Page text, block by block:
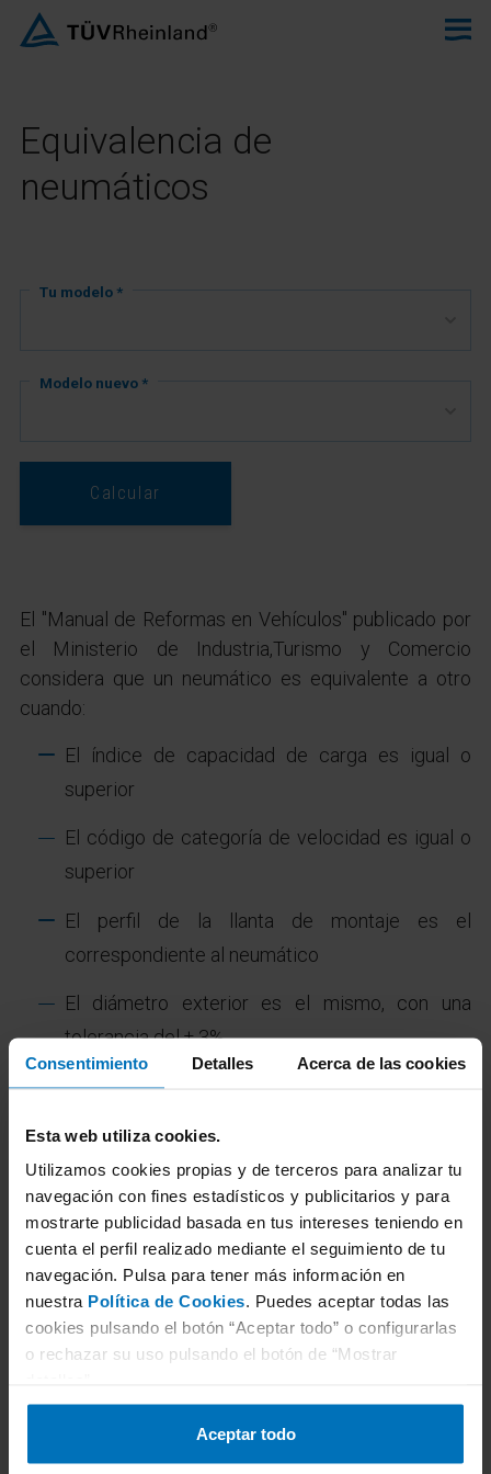
Consentimiento Detalles Acerca de las cookies
Esta web utiliza cookies.
Utilizamos cookies propias y de terceros para analizar tu
navegación con fines estadísticos y publicitarios y para
mostrarte publicidad basada en tus intereses teniendo en
cuenta el perfil realizado mediante el seguimiento de tu
navegación. Pulsa para tener más información en
nuestra Política de Cookies. Puedes aceptar todas las
cookies pulsando el botón “Aceptar todo” o configurarlas
o rechazar su uso pulsando el botón de “Mostrar
Aceptar todo
Equivalencia de
neumáticos
Tu modelo *
Modelo nuevo *
Calcular
El "Manual de Reformas en Vehículos" publicado por
el Ministerio de Industria,Turismo y Comercio
considera que un neumático es equivalente a otro
cuando:
El índice de capacidad de carga es igual o
superior
El código de categoría de velocidad es igual o
superior
El perfil de la llanta de montaje es el
correspondiente al neumático
El diámetro exterior es el mismo, con una
tolerancia del ± 3%
Desde TÜV Rheinland ofrecemos este calculador de
diámetro de dos neumáticos y si se encuentra dentro
de la tolerancia mencionada del ± 3%.
Importante:
Esta utilidad sólo da la equivalencia de los
neumáticos en cuanto a su diámetro exterior. El resto
inscripción del neumático y eventualmente de la